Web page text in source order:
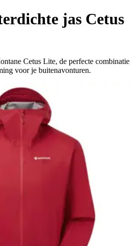
jas Cetus
Cetus Lite, de perfecte combinatie
voor je buitenavonturen.